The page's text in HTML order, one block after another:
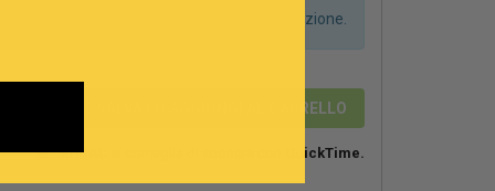
alcuna transposizione durante la generazione.
SALVA ED AGGIUNGI AL CARRELLO
Su MAC si consiglia di suonare con QuickTime.